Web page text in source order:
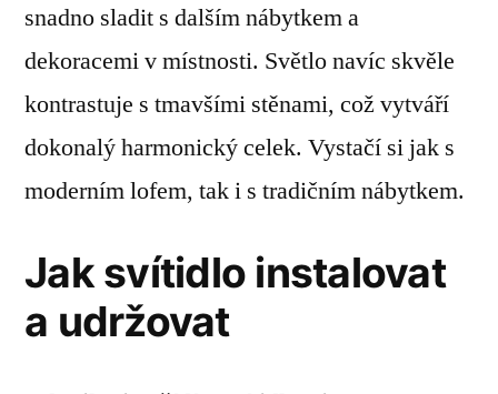
snadno sladit s dalším nábytkem a
dekoracemi v místnosti. Světlo navíc skvěle
kontrastuje s tmavšími stěnami, což vytváří
dokonalý harmonický celek. Vystačí si jak s
moderním lofem, tak i s tradičním nábytkem.
Jak svítidlo instalovat
a udržovat